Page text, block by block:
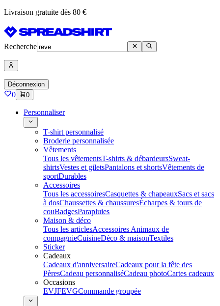
Livraison gratuite dès 80 €
Recherche
Déconnexion
0 0
Personnaliser
T-shirt personnalisé
Broderie personnalisée
Vêtements
Tous les vêtementsT-shirts & débardeursSweat-
shirtsVestes et giletsPantalons et shortsVêtements de
sportDurables
Accessoires
Tous les accessoiresCasquettes & chapeauxSacs et sacs
à dosChaussettes & chaussuresÉcharpes & tours de
couBadgesParapluies
Maison & déco
Tous les articlesAccessoires Animaux de
compagnieCuisineDéco & maisonTextiles
Sticker
Cadeaux
Cadeaux d'anniversaireCadeaux pour la fête des
PèresCadeau personnaliséCadeau photoCartes cadeaux
Occasions
EVJFEVGCommande groupée